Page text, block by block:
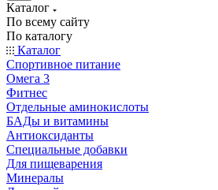
Каталог
По всему сайту
По каталогу
Каталог
Спортивное питание
Омега 3
Фитнес
Отдельные аминокислоты
БАДы и витамины
Антиоксиданты
Специальные добавки
Для пищеварения
Минералы